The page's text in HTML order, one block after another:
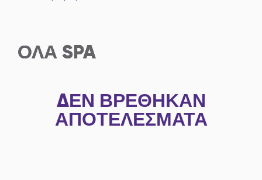
ΟΛΑ SPA
ΔΕΝ ΒΡΈΘΗΚΑΝ
ΑΠΟΤΕΛΈΣΜΑΤΑ